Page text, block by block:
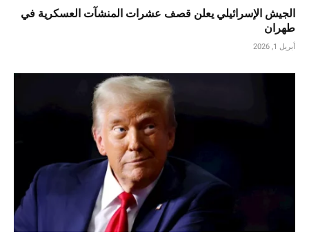
الجيش الإسرائيلي يعلن قصف عشرات المنشآت العسكرية في
طهران
أبريل 1, 2026